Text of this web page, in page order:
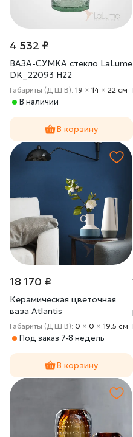
4 532 ₽
ВАЗА-СУМКА стекло LaLume
DK_22093 H22
Габариты (Д Ш В): 19 × 14 × 22 cм
В наличии
В корзину
18 170 ₽
Керамическая цветочная
ваза Atlantis
Габариты (Д Ш В): 0 × 0 × 19.5 cм
Под заказ 7-8 недель
В корзину